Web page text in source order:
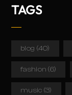
TAGS
blog (40)
fashion (6)
music (3)